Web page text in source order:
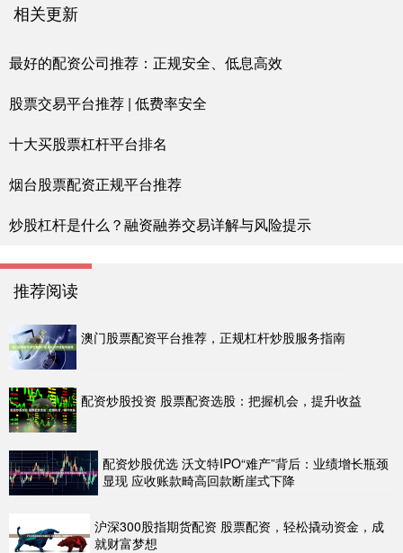
相关更新
最好的配资公司推荐：正规安全、低息高效
股票交易平台推荐 | 低费率安全
十大买股票杠杆平台排名
烟台股票配资正规平台推荐
炒股杠杆是什么？融资融券交易详解与风险提示
推荐阅读
澳门股票配资平台推荐，正规杠杆炒股服务指南
配资炒股投资 股票配资选股：把握机会，提升收益
配资炒股优选 沃文特IPO“难产”背后：业绩增长瓶颈
显现 应收账款畸高回款断崖式下降
沪深300股指期货配资 股票配资，轻松撬动资金，成
就财富梦想